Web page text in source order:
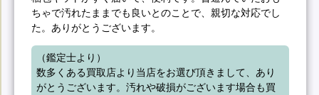
ちゃで汚れたままでも良いとのことで、親切な対応でし
た。ありがとうございます。
（鑑定士より）
数多くある買取店より当店をお選び頂きまして、あり
がとうございます。汚れや破損がございます場合も買